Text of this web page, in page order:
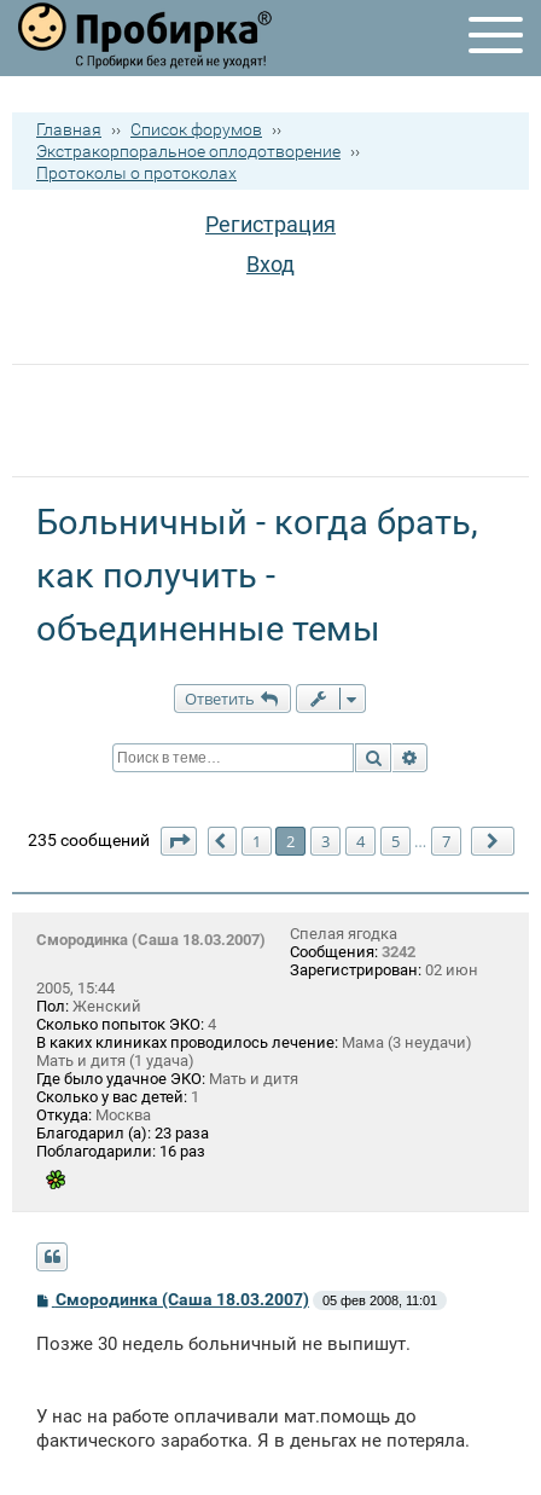
Главная ›› Список форумов
››
Экстракорпоральное оплодотворение ››
Протоколы о протоколах
Регистрация
Вход
Больничный - когда брать,
как получить -
объединенные темы
Ответить
Поиск
235 сообщений Страница из
Пред.
1 2 3 4 5 … 7
Смородинка (Саша 18.03.2007)
Спелая ягодка
Сообщения: 3242
Зарегистрирован: 02 июн
2005, 15:44
Пол: Женский
Сколько попыток ЭКО: 4
В каких клиниках проводилось лечение: Мама (3 неудачи)
Мать и дитя (1 удача)
Где было удачное ЭКО: Мать и дитя
Сколько у вас детей: 1
Откуда: Москва
Благодарил (а): 23 раза
Поблагодарили: 16 раз
С
б
и
Смородинка (Саша 18.03.2007) 05 фев 2008, 11:01
Позже 30 недель больничный не выпишут.
У нас на работе оплачивали мат.помощь до
фактического заработка. Я в деньгах не потеряла.